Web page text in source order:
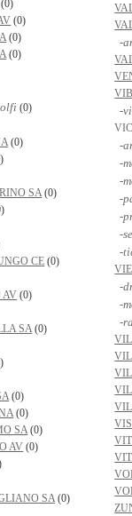
(0)
(0)
(0)
(0)
(0)
(0)
SA(0)
CE (0)
AV (0)
SA(0)
(0)
(0)
SA(0)
AV (0)
SA(0)
-
-
-
-
-
-
-
-
-
-
-
-